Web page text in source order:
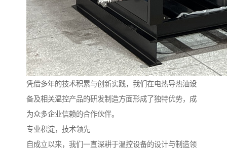
凭借多年的技术积累与创新实践，我们在电热导热油设
备及相关温控产品的研发制造方面形成了独特优势，成
为众多企业信赖的合作伙伴。
专业积淀，技术领先
自成立以来，我们一直深耕于温控设备的设计与制造领